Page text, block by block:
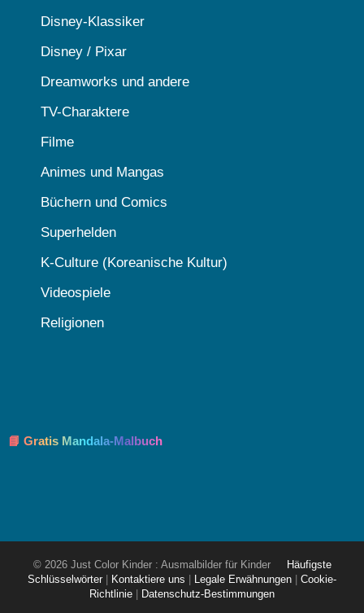
Disney-Klassiker
Disney / Pixar
Dreamworks und andere
TV-Charaktere
Filme
Animes und Mangas
Büchern und Comics
Superhelden
K-Culture (Koreanische Kultur)
Videospiele
Religionen
📘 Gratis Mandala-Malbuch
© 2026 Just Color Kinder : Ausmalbilder für Kinder
Häufigste
Schlüsselwörter
Kontaktiere uns Legale Erwähnungen
Cookie-
Richtlinie
Datenschutz-Bestimmungen